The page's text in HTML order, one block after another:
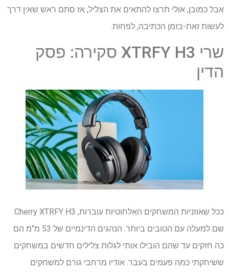
אבל כמובן, אולי תרצו להתאים את הצליל, אז סתם ראש שאין דרך
לעשות זאת-בזמן הכתיבה, לפחות.
שרי XTRFY H3 סקירה: פסק
הדין
ככל שאוזניות המשחקים האלחוטיות עוברות, Cherry XTRFY H3
שם למעלה עם הטובים ביותר. הנהגים הדינמיים של 53 מ"מ הם
כה חזקים עד שהם הובילו אותי לגלות צלילים חדשים במשחקים
ששיחקתי כמה פעמים בעבר. אודיו מרחבי גורם למשחקים